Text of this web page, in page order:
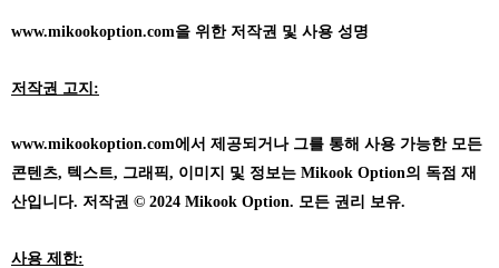
www.mikookoption.com을 위한 저작권 및 사용 성명
저작권 고지:
www.mikookoption.com에서 제공되거나 그를 통해 사용 가능한 모든
콘텐츠, 텍스트, 그래픽, 이미지 및 정보는 Mikook Option의 독점 재
산입니다. 저작권 © 2024 Mikook Option. 모든 권리 보유.
사용 제한: